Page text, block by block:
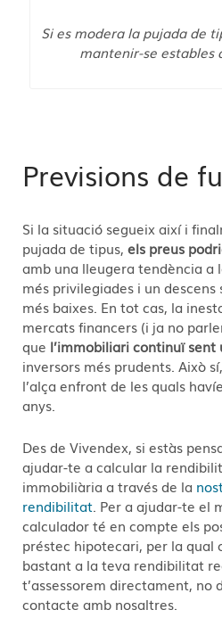
Si es modera la pujada de
mantenir-se estables
Previsions de
Si la situació segueix així i
pujada de tipus, els preus
amb una lleugera tendència a
més privilegiades i un descens
més baixes. En tot cas, la
mercats financers (i ja no
que l’immobiliari continuï sent
inversors més prudents. Això
l’alça enfront de les quals
anys.
Des de Vivendex, si estàs
ajudar-te a calcular la
immobiliària a través de la
rendibilitat . Per a ajudar-te el
calculador té en compte els
préstec hipotecari, per la qual
bastant a la teva rendibilitat
t’assessorem directament, no
contacte amb nosaltres.